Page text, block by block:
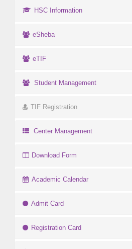
HSC Information
eSheba
eTIF
Student Management
TIF Registration
Center Management
Download Form
Academic Calendar
Admit Card
Registration Card